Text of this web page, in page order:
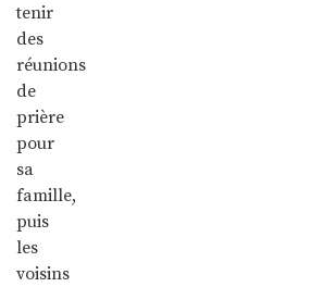
tenir
des
réunions
de
prière
pour
sa
famille,
puis
les
voisins